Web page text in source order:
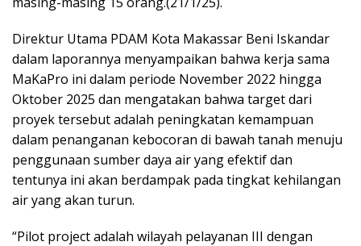
Direktur Utama PDAM Kota Makassar Beni Iskandar
dalam laporannya menyampaikan bahwa kerja sama
MaKaPro ini dalam periode November 2022 hingga
Oktober 2025 dan mengatakan bahwa target dari
proyek tersebut adalah peningkatan kemampuan
dalam penanganan kebocoran di bawah tanah menuju
penggunaan sumber daya air yang efektif dan
tentunya ini akan berdampak pada tingkat kehilangan
air yang akan turun.
“Pilot project adalah wilayah pelayanan III dengan